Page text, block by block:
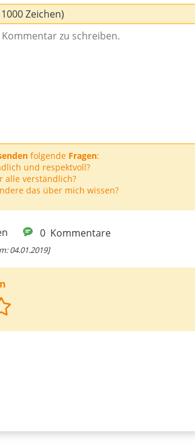
Zeichen)
folgende Fragen:
und respektvoll?
alle verständlich?
das über mich wissen?
0 Kommentare
04.01.2019]